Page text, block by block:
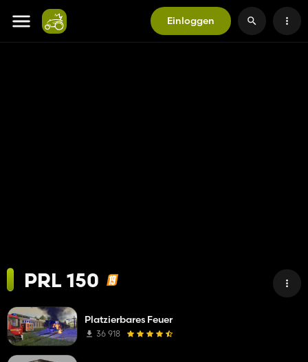
Einloggen
PRL 150
Platzierbares Feuer
36 918